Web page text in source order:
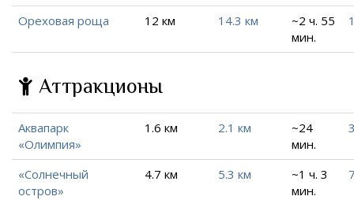
Ореховая роща 12 км 14.3 км
~2 ч. 55
мин.
Аттракционы
Аквапарк
«Олимпия»
1.6 км 2.1 км
~24
мин.
«Солнечный
остров»
4.7 км 5.3 км
~1 ч. 3
мин.